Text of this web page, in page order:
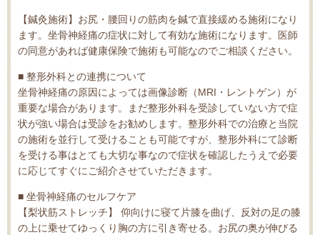
【鍼灸施術】お尻・腰回りの筋肉を鍼で直接緩める施術になり
ます。坐骨神経痛の症状に対して有効な施術になります。医師
の同意があれば健康保険で施術も可能なのでご相談ください。
■ 整形外科との連携について
坐骨神経痛の原因によっては画像診断（MRI・レントゲン）が
重要な場合があります。まだ整形外科を受診していない方で症
状が強い場合は受診をお勧めします。整形外科での治療と当院
の施術を並行して受けることも可能ですが、整形外科にて診断
を受ける事はとても大切な事なので症状を確認したうえで必要
に応じてすぐにご紹介させていただきます。
■ 坐骨神経痛のセルフケア
【梨状筋ストレッチ】 仰向けに寝て片膝を曲げ、反対の足の膝
の上に乗せてゆっくり胸の方に引き寄せる。お尻の奥が伸びる